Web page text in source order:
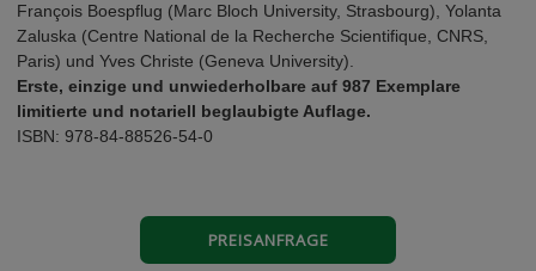
François Boespflug (Marc Bloch University, Strasbourg), Yolanta
Zaluska (Centre National de la Recherche Scientifique, CNRS,
Paris) und Yves Christe (Geneva University).
Erste, einzige und unwiederholbare auf 987 Exemplare
limitierte und notariell beglaubigte Auflage.
ISBN: 978-84-88526-54-0
PREISANFRAGE